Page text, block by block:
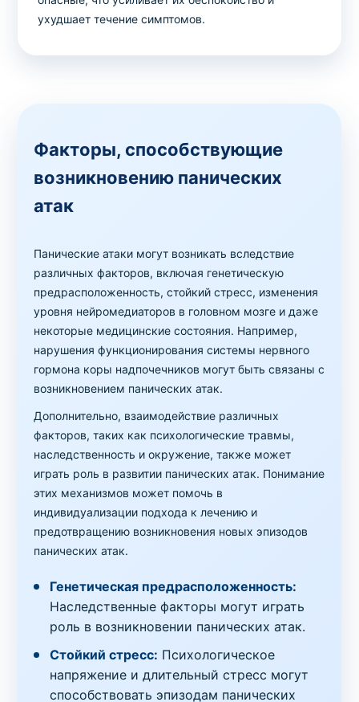
ухудшает течение симптомов.
Факторы, способствующие
возникновению панических
атак
Панические атаки могут возникать вследствие
различных факторов, включая генетическую
предрасположенность, стойкий стресс, изменения
уровня нейромедиаторов в головном мозге и даже
некоторые медицинские состояния. Например,
нарушения функционирования системы нервного
гормона коры надпочечников могут быть связаны с
возникновением панических атак.
Дополнительно, взаимодействие различных
факторов, таких как психологические травмы,
наследственность и окружение, также может
играть роль в развитии панических атак. Понимание
этих механизмов может помочь в
индивидуализации подхода к лечению и
предотвращению возникновения новых эпизодов
панических атак.
Генетическая предрасположенность:
Наследственные факторы могут играть
роль в возникновении панических атак.
Стойкий стресс: Психологическое
напряжение и длительный стресс могут
способствовать эпизодам панических